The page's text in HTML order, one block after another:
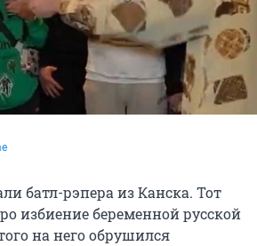
батл-рэпера из Канска. Тот
избиение беременной русской
на него обрушился